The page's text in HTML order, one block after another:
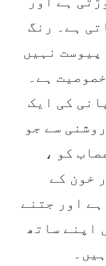
ہے۔ رنگ
پیوست نہیں
ہے۔
کی ایک
سے جو
کو ،
خون کے
اور جتنے
اپنے ساتھ